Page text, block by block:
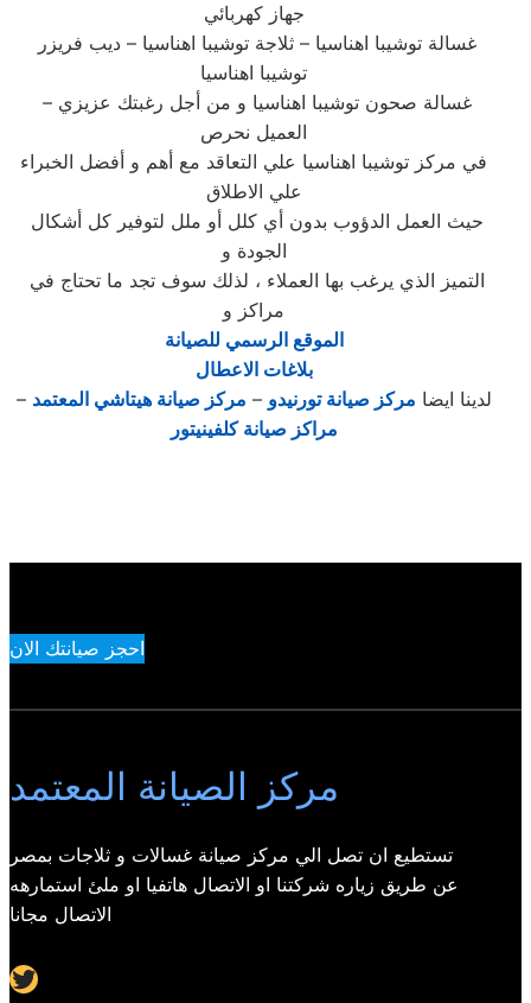
جهاز كهربائي
توشيبا اهناسيا
– غسالة صحون توشيبا اهناسيا و من أجل رغبتك عزيزي
العميل نحرص
في مركز توشيبا اهناسيا علي التعاقد مع أهم و أفضل الخبراء
علي الاطلاق
الجودة و
مراكز و
الموقع الرسمي للصيانة
بلاغات الاعطال
لدينا ايضا مركز صيانة تورنيدو – مركز صيانة هيتاشي المعتمد –
مراكز صيانة كلفينيتور
احجز صيانتك الان
مركز الصيانة المعتمد
تستطيع ان تصل الي مركز صيانة غسالات و ثلاجات بمصر
عن طريق زياره شركتنا او الاتصال هاتفيا او ملئ استمارهه
الاتصال مجانا
Twitter